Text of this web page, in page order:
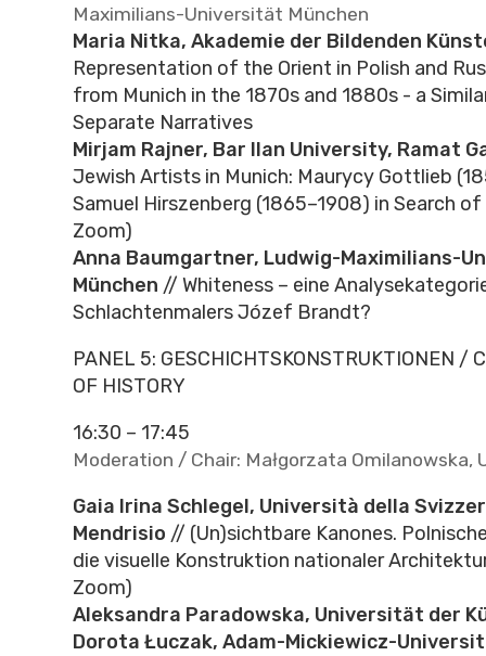
Maximilians-Universität München
Maria Nitka, Akademie der Bildenden
Representation of the Orient in Polish and
from Munich in the 1870s and 1880s - a
Separate Narratives
Mirjam Rajner, Bar Ilan University, Ramat
Jewish Artists in Munich: Maurycy Gottlieb
Samuel Hirszenberg (1865–1908) in Search
Zoom)
Anna Baumgartner, Ludwig-Maximilians-
München // Whiteness – eine
Schlachtenmalers Józef Brandt?
PANEL 5: GESCHICHTSKONSTRUKTIONEN /
OF HISTORY
16:30 – 17:45
Moderation / Chair: Małgorzata Omilanowska,
Gaia Irina Schlegel, Università della
Mendrisio // (Un)sichtbare Kanones.
die visuelle Konstruktion nationaler
Zoom)
Aleksandra Paradowska, Universität der
Dorota Łuczak, Adam-Mickiewicz-